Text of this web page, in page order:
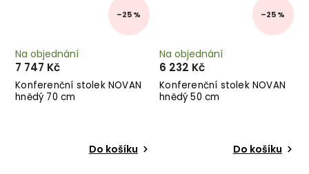
–25 %
Konferenční stolek NOVAN
hnědý 70 cm
Na objednání
7 747 Kč
Do košíku
–25 %
Konferenční stolek NOVAN
hnědý 50 cm
Na objednání
6 232 Kč
Do košíku